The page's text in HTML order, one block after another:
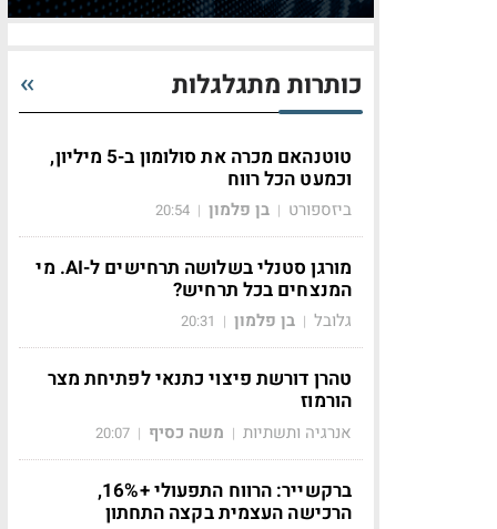
כותרות מתגלגלות
טוטנהאם מכרה את סולומון ב-5 מיליון,
וכמעט הכל רווח
ביזספורט | בן פלמון |
20:54
מורגן סטנלי בשלושה תרחישים ל-AI. מי
המנצחים בכל תרחיש?
גלובל | בן פלמון |
20:31
טהרן דורשת פיצוי כתנאי לפתיחת מצר
הורמוז
אנרגיה ותשתיות | משה כסיף |
20:07
ברקשייר: הרווח התפעולי +16%,
הרכישה העצמית בקצה התחתון